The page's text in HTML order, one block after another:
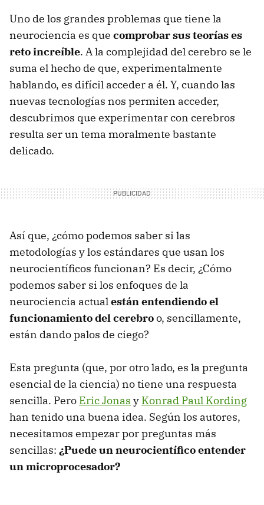
Uno de los grandes problemas que tiene la
neurociencia es que comprobar sus teorías es
reto increíble. A la complejidad del cerebro se le
suma el hecho de que, experimentalmente
hablando, es difícil acceder a él. Y, cuando las
nuevas tecnologías nos permiten acceder,
descubrimos que experimentar con cerebros
resulta ser un tema moralmente bastante
delicado.
Así que, ¿cómo podemos saber si las
metodologías y los estándares que usan los
neurocientíficos funcionan? Es decir, ¿Cómo
podemos saber si los enfoques de la
neurociencia actualestán entendiendo el
funcionamiento del cerebroo, sencillamente,
están dando palos de ciego?
Esta pregunta (que, por otro lado, es la pregunta
esencial de la ciencia) no tiene una respuesta
sencilla. Pero Eric Jonas y Konrad Paul Kording
han tenido una buena idea. Según los autores,
necesitamos empezar por preguntas más
sencillas: ¿Puede un neurocientífico entender
un microprocesador?